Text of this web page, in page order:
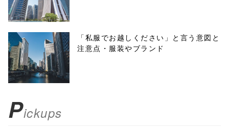
height=450,
menubar=no,
toolbar=no,
scrollbars=yes'
false;"> シェア
「私服でお越しください」と言う意図と
注意点・服装やブランド
Pickups